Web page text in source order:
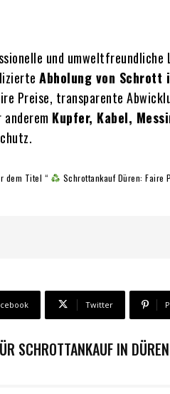
und umweltfreundliche
Abholung von Schrott
Preise, transparente
Kupfer, Kabel,
dem Titel “ Schrottankauf Düren: Faire
Twitter
SCHROTTANKAUF IN